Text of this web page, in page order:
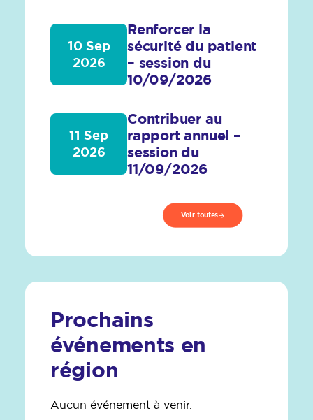
10 Sep
2026
Renforcer la
sécurité du patient
– session du
10/09/2026
11 Sep
2026
Contribuer au
rapport annuel –
session du
11/09/2026
Voir toutes
Prochains
événements en
région
Aucun événement à venir.